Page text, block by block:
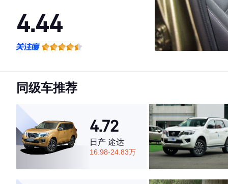
4.44
·空间表现一般，低于86%同级车
同级车推荐
4.72
日产 途达
16.98-24.83万